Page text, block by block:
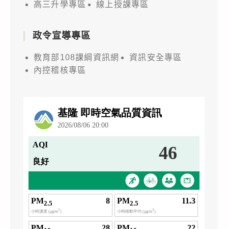
高三升學專區 線上授課專區
政令宣導專區
教育部108課綱資訊網
資訊安全專區
內控稽核專區